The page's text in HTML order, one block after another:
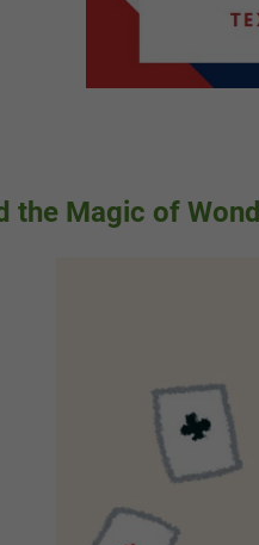
the Magic of